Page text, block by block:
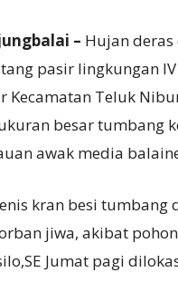
– Hujan
pasir lingkungan
Kecamatan Teluk
besar tumbang
awak media
kran besi
jiwa, akibat
Jumat pagi